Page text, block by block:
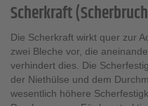
Scherkraft
Die Scherkraft wirkt quer zur
zwei Bleche vor, die
verhindert dies. Die
der Niethülse und dem
wesentlich höhere